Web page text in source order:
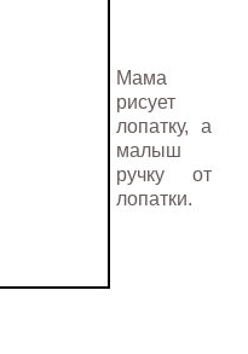
Мама
рисует
лопатку, а
малыш
ручку от
лопатки.